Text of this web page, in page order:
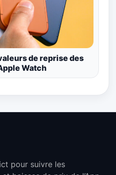
de reprise des
Watch
pour suivre les